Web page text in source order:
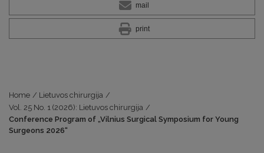
mail
print
Home / Lietuvos chirurgija /
Vol. 25 No. 1 (2026): Lietuvos chirurgija /
Conference Program of „Vilnius Surgical Symposium for Young
Surgeons 2026“